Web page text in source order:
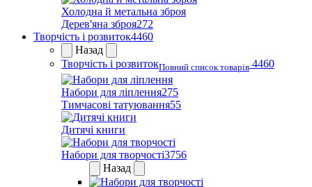
Холодна й метальна зброя
Дерев'яна зброя272
Творчість і розвиток4460
Назад
Творчість і розвитокПовний список товарів 4460
Набори для ліплення275
Тимчасові татуювання55
Дитячі книги
Набори для творчості3756
Назад